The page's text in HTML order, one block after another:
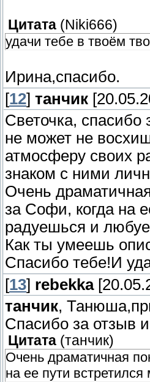
Цитата (Niki666)
удачи тебе в твоём
Ирина,спасибо.
[12] танчик
Светочка,
не может не
атмосферу своих
знаком с ними
Очень
за Софи, когда на
радуешься и
Как ты умеешь
Спасибо тебе!И
[13] rebekka
танчик,
Спасибо за отзыв
Цитата (танчик)
Очень драматичная
на ее пути